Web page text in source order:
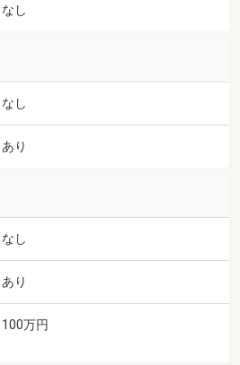
なし
なし
あり
なし
あり
100万円